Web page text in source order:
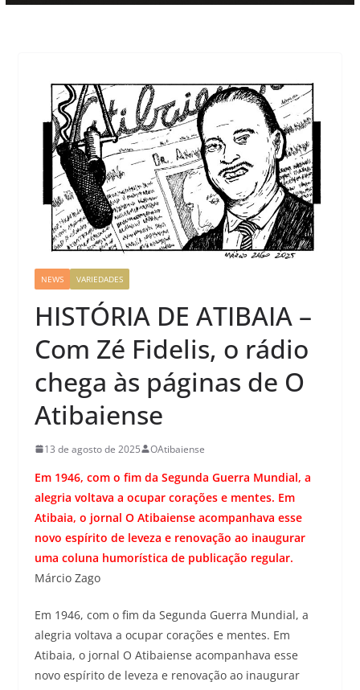
NEWS VARIEDADES
HISTÓRIA DE ATIBAIA –
Com Zé Fidelis, o rádio
chega às páginas de O
Atibaiense
13 de agosto de 2025 OAtibaiense
Em 1946, com o fim da Segunda Guerra Mundial, a
alegria voltava a ocupar corações e mentes. Em
Atibaia, o jornal O Atibaiense acompanhava esse
novo espírito de leveza e renovação ao inaugurar
uma coluna humorística de publicação regular.
Márcio Zago
Em 1946, com o fim da Segunda Guerra Mundial, a
alegria voltava a ocupar corações e mentes. Em
Atibaia, o jornal O Atibaiense acompanhava esse
novo espírito de leveza e renovação ao inaugurar